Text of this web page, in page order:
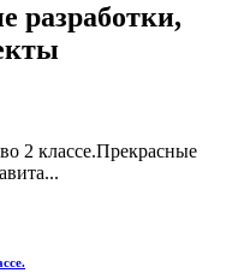
разработки,
2 классе.Прекрасные